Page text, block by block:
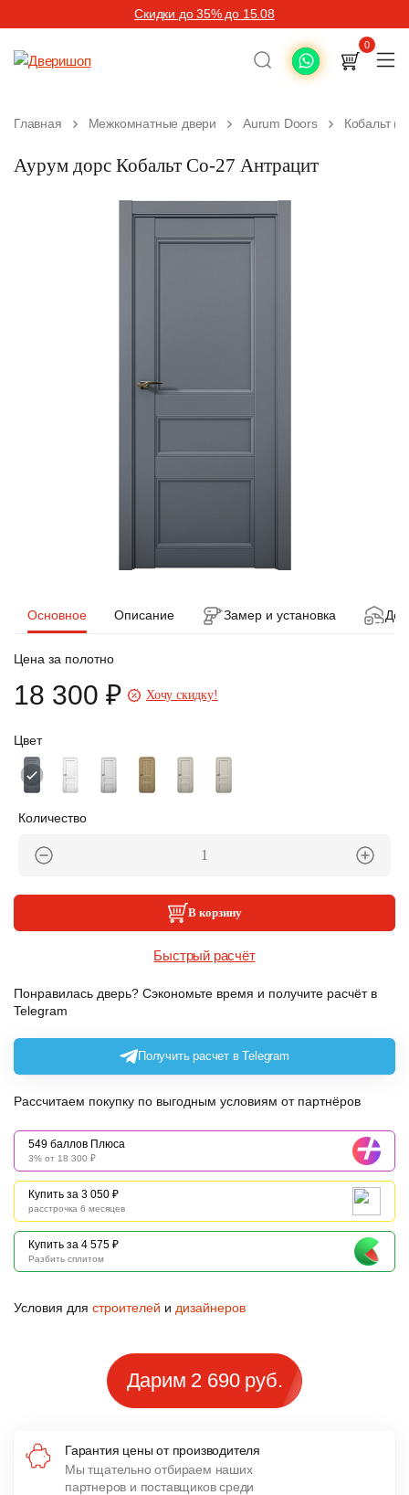
Скидки до 35% до 15.08
0
Главная Межкомнатные двери Aurum Doors Кобальт
Аурум дорс Кобальт Co-27 Антрацит
Основное Описание Замер и установка
Цвет
Количество
Цена за полотно
18 300 ₽ Хочу скидку!
В корзину
Быстрый расчёт
Понравилась дверь? Сэкономьте время и получите расчёт в
Telegram
Получить расчет в Telegram
Рассчитаем покупку по выгодным условиям от партнёров
549 баллов Плюса
3% от 18 300 ₽
Купить за 3 050 ₽
расстрочка 6 месяцев
Купить за 4 575 ₽
Разбить сплитом
Условия для строителей и дизайнеров
Дарим 2 690 руб.
Гарантия цены от производителя
Мы тщательно отбираем наших
партнеров и поставщиков среди